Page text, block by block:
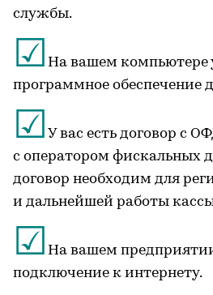
службы.
☑ На вашем компьютере
программное обеспечение
☑ У вас есть договор с
с оператором фискальных
договор необходим для
и дальнейшей работы
☑ На вашем
подключение к интернету.